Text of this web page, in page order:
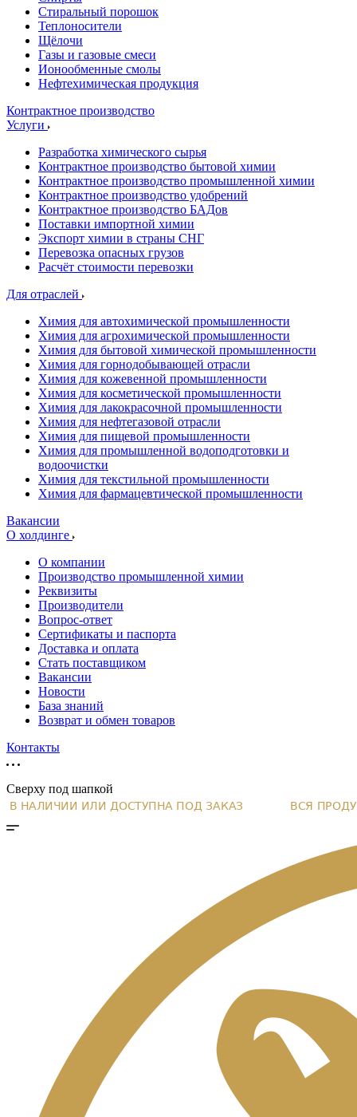
Стиральный порошок
Теплоносители
Щёлочи
Газы и газовые смеси
Ионообменные смолы
Нефтехимическая продукция
Контрактное производство
Услуги
Разработка химического сырья
Контрактное производство бытовой химии
Контрактное производство промышленной химии
Контрактное производство удобрений
Контрактное производство БАДов
Поставки импортной химии
Экспорт химии в страны СНГ
Перевозка опасных грузов
Расчёт стоимости перевозки
Для отраслей
Химия для автохимической промышленности
Химия для агрохимической промышленности
Химия для бытовой химической промышленности
Химия для горнодобывающей отрасли
Химия для кожевенной промышленности
Химия для косметической промышленности
Химия для лакокрасочной промышленности
Химия для нефтегазовой отрасли
Химия для пищевой промышленности
Химия для промышленной водоподготовки и
водоочистки
Химия для текстильной промышленности
Химия для фармацевтической промышленности
Вакансии
О холдинге
О компании
Производство промышленной химии
Реквизиты
Производители
Вопрос-ответ
Сертификаты и паспорта
Доставка и оплата
Стать поставщиком
Вакансии
Новости
База знаний
Возврат и обмен товаров
Контакты
Сверху под шапкой